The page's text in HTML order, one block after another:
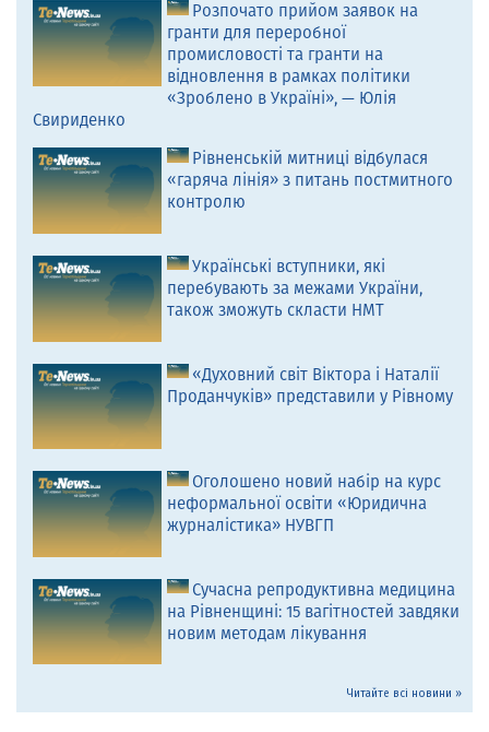
Розпочато прийом заявок на
гранти для переробної
промисловості та гранти на
відновлення в рамках політики
«Зроблено в Україні», — Юлія
Свириденко
Рівненській митниці відбулася
«гаряча лінія» з питань постмитного
контролю
Українські вступники, які
перебувають за межами України,
також зможуть скласти НМТ
«Духовний світ Віктора і Наталії
Проданчуків» представили у Рівному
Оголошено новий набір на курс
неформальної освіти «Юридична
журналістика» НУВГП
Сучасна репродуктивна медицина
на Рівненщині: 15 вагітностей завдяки
новим методам лікування
Читайте всі новини »